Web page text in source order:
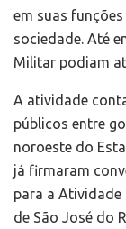
em suas
sociedade. Até
Militar podiam
A atividade
públicos entre
noroeste do
já firmaram
para a Atividade
de São José do